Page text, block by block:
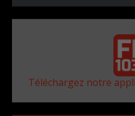
Téléchargez notre